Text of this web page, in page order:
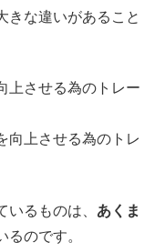
きな違いがあること
上させる為のトレー
向上させる為のトレ
るものは、 あくま
るのです。